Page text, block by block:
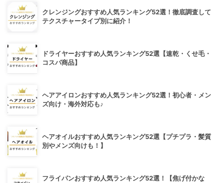
クレンジングおすすめ人気ランキング52選！徹底調査して
テクスチャータイプ別に紹介！
ドライヤーおすすめ人気ランキング52選【速乾・くせ毛・
コスパ商品】
ヘアアイロンおすすめ人気ランキング52選！初心者・メン
ズ向け・海外対応も♪
ヘアオイルおすすめ人気ランキング52選【プチプラ・髪質
別やメンズ向けも！】
フライパンおすすめ人気ランキング52選！【焦げ付かな